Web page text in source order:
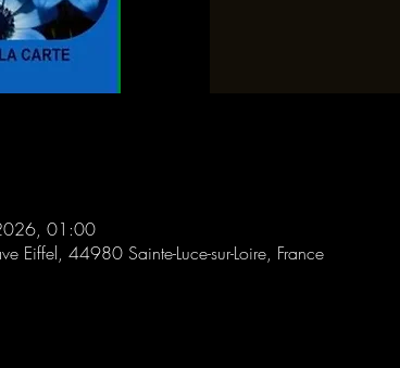
01:00
Eiffel, 44980 Sainte-Luce-sur-Loire, France